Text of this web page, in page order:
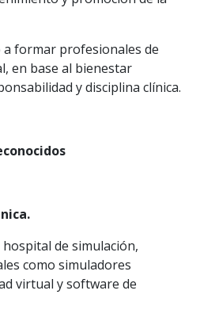
a formar profesionales de
en base al bienestar
y disciplina clínica.
.
de simulación,
como simuladores
virtual y software de